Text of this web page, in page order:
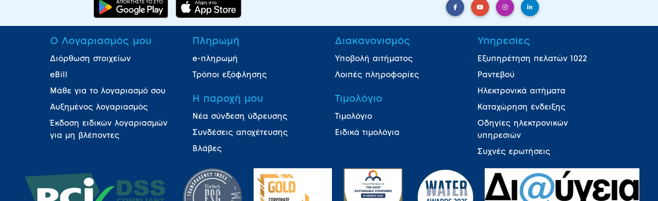
Ο Λογαριασμός μου
Διόρθωση στοιχείων
eBill
Μάθε για το λογαριασμό σου
Αυξημένος λογαριασμός
Έκδοση ειδικών λογαριασμών
για μη βλέποντες
Πληρωμή
e-πληρωμή
Τρόποι εξόφλησης
Η παροχή μου
Νέα σύνδεση ύδρευσης
Συνδέσεις αποχέτευσης
Βλάβες
Διακανονισμός
Υποβολή αιτήματος
Λοιπές πληροφορίες
Τιμολόγιο
Τιμολόγιο
Ειδικά τιμολόγια
Υπηρεσίες
Εξυπηρέτηση πελατών 1022
Ραντεβού
Ηλεκτρονικά αιτήματα
Καταχώρηση ένδειξης
Οδηγίες ηλεκτρονικών
υπηρεσιών
Συχνές ερωτήσεις